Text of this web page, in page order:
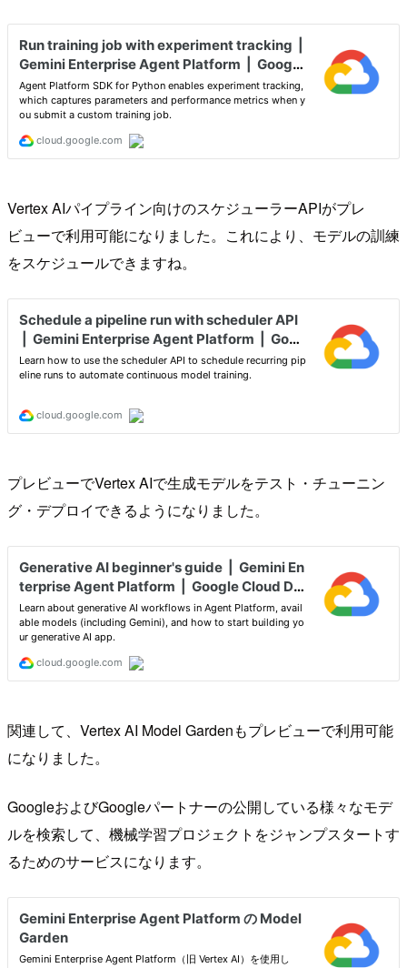
Vertex AIパイプライン向けのスケジューラーAPIがプレ
ビューで利用可能になりました。これにより、モデルの訓練
をスケジュールできますね。
プレビューでVertex AIで生成モデルをテスト・チューニン
グ・デプロイできるようになりました。
関連して、Vertex AI Model Gardenもプレビューで利用可能
になりました。
GoogleおよびGoogleパートナーの公開している様々なモデ
ルを検索して、機械学習プロジェクトをジャンプスタートす
るためのサービスになります。